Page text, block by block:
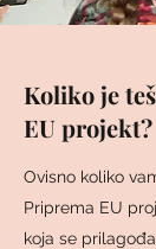
Koliko je
EU projekt?
Ovisno koliko
Priprema EU
koja se